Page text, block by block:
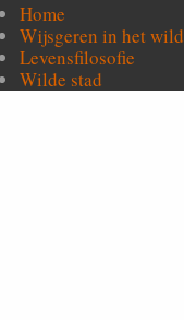
Home
Wijsgeren in het wild
Levensfilosofie
Wilde stad